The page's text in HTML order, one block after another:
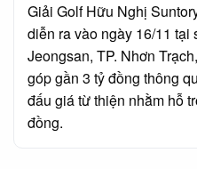
Giải Golf Hữu Nghị
diễn ra vào ngày 16/11 tại
Jeongsan, TP. Nhơn
góp gần 3 tỷ đồng thông
đấu giá từ thiện nhằm hỗ
đồng.